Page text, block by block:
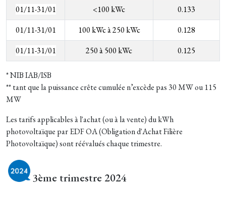
01/11-31/01
<100 kWc
0.133
01/11-31/01
100 kWc à 250 kWc
0.128
01/11-31/01
250 à 500 kWc 0.125
* NIB IAB/ISB
** tant que la puissance crête cumulée n’excède pas 30 MW ou 115
MW
Les tarifs applicables à l'achat (ou à la vente) du kWh
photovoltaïque par EDF OA (Obligation d'Achat Filière
Photovoltaïque) sont réévalués chaque trimestre.
3ème trimestre 2024